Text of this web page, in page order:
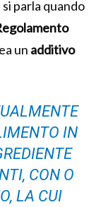
parla quando
un additivo
IN
CON O
LA CUI